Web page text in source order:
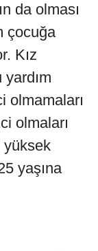
da olması
çocuğa
Kız
olmamaları
olmaları
yüksek
yaşına